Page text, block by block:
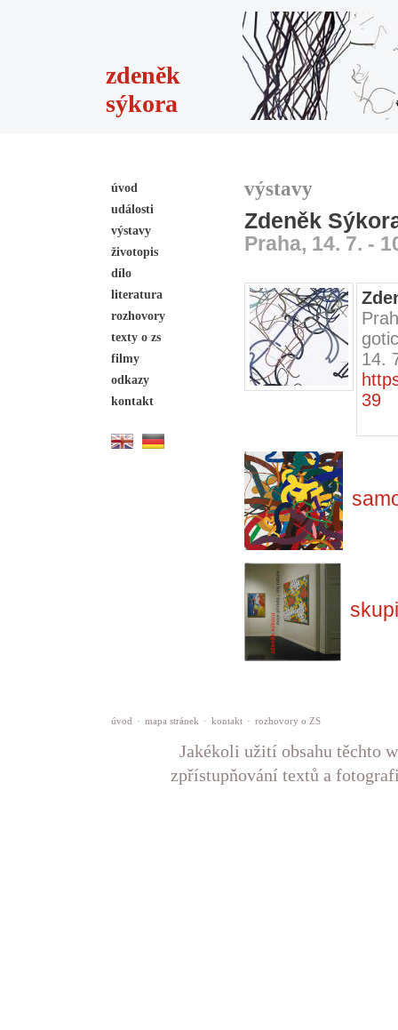
zdeněk
sýkora
úvod
události
výstavy
životopis
dílo
literatura
rozhovory
texty o zs
filmy
odkazy
kontakt
výstavy
Zdeněk
Praha, 14. 7. -
14.
39
úvod · mapa stránek · kontakt · rozhovory o ZS
Jakékoli užití obsahu těchto
zpřístupňování textů a